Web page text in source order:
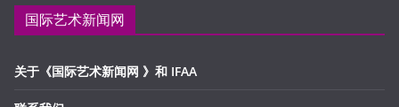
国际艺术新闻网
关于《国际艺术新闻网 》和 IFAA